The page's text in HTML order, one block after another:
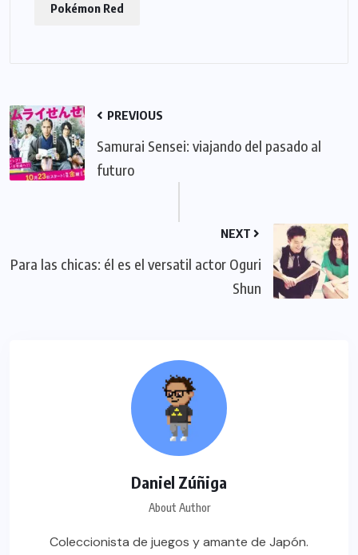
Pokémon Red
PREVIOUS
Samurai Sensei: viajando del pasado al
futuro
NEXT
Para las chicas: él es el versatil actor Oguri
Shun
Daniel Zúñiga
About Author
Coleccionista de juegos y amante de Japón.